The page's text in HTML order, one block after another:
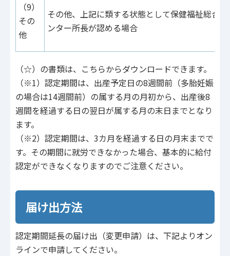
（9）
その
他
その他、上記に類する状態として保健福祉総合セ
ンター所長が認める場合
（☆）の書類は、こちらからダウンロードできます。
（※1）認定期間は、出産予定日の8週間前（多胎妊娠
の場合は14週間前）の属する月の月初から、出産後8
週間を経過する日の翌日が属する月の末日までとなり
ます。
（※2）認定期間は、3カ月を経過する日の月末までで
す。その期間に就労できなかった場合、基本的に給付
認定ができなくなりますのでご注意ください。
届け出方法
認定期間延長の届け出（変更申請）は、下記よりオン
ラインで申請してください。